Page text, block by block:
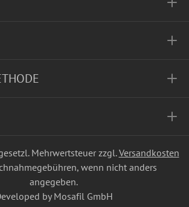
Mehrwertsteuer zzgl.Versandkosten
wenn nicht anders
angegeben.
by Mosafil GmbH